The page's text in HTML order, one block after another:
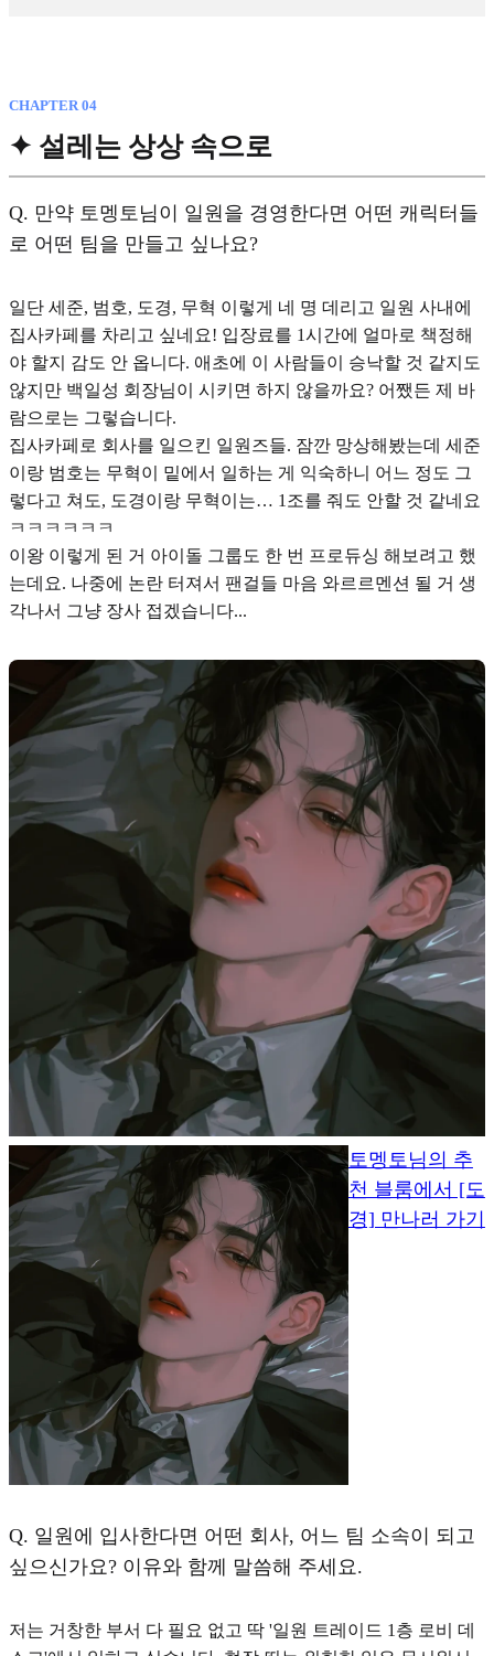
CHAPTER 04
✦ 설레는 상상 속으로
Q. 만약 토멩토님이 일원을 경영한다면 어떤 캐릭터들
로 어떤 팀을 만들고 싶나요?
일단 세준, 범호, 도경, 무혁 이렇게 네 명 데리고 일원 사내에
집사카페를 차리고 싶네요! 입장료를 1시간에 얼마로 책정해
야 할지 감도 안 옵니다. 애초에 이 사람들이 승낙할 것 같지도
않지만 백일성 회장님이 시키면 하지 않을까요? 어쨌든 제 바
람으로는 그렇습니다.
집사카페로 회사를 일으킨 일원즈들. 잠깐 망상해봤는데 세준
이랑 범호는 무혁이 밑에서 일하는 게 익숙하니 어느 정도 그
렇다고 쳐도, 도경이랑 무혁이는… 1조를 줘도 안할 것 같네요
ㅋㅋㅋㅋㅋㅋ
이왕 이렇게 된 거 아이돌 그룹도 한 번 프로듀싱 해보려고 했
는데요. 나중에 논란 터져서 팬걸들 마음 와르르멘션 될 거 생
각나서 그냥 장사 접겠습니다...
토멩토님의 추
천 블룸에서 [도
경] 만나러 가기
Q. 일원에 입사한다면 어떤 회사, 어느 팀 소속이 되고
싶으신가요? 이유와 함께 말씀해 주세요.
저는 거창한 부서 다 필요 없고 딱 '일원 트레이드 1층 로비 데